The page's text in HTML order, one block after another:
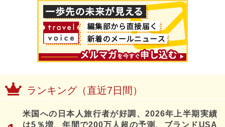
ランキング（直近7日間）
米国への日本人旅行者が好調、2026年上半期実績
は5％増、年間で200万人超の予測、ブランドUSA